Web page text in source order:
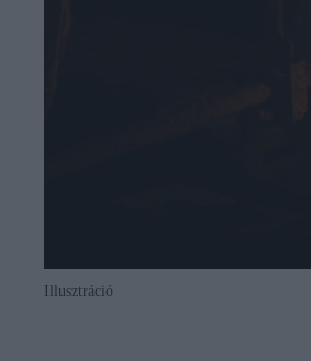
Illusztráció